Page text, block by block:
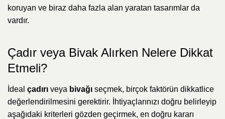
koruyan ve biraz daha fazla alan yaratan tasarımlar da
vardır.
Çadır veya Bivak Alırken Nelere Dikkat
Etmeli?
İdeal çadırı veya bivağı seçmek, birçok faktörün dikkatlice
değerlendirilmesini gerektirir. İhtiyaçlarınızı doğru belirleyip
aşağıdaki kriterleri gözden geçirmek, en doğru kararı